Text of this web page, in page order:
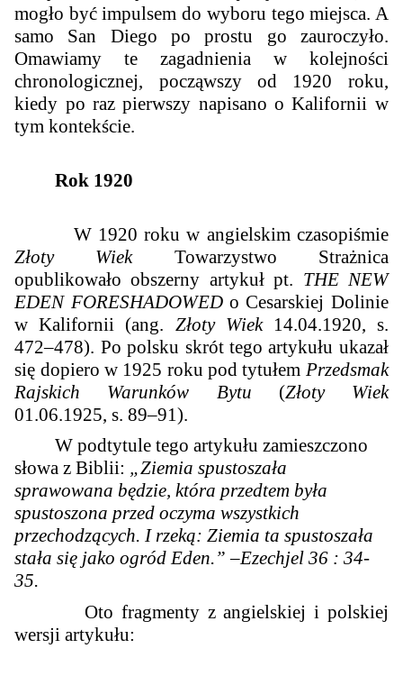
mogło być impulsem do wyboru tego miejsca. A
samo San Diego po prostu go zauroczyło.
Omawiamy te zagadnienia w kolejności
chronologicznej, począwszy od 1920 roku,
kiedy po raz pierwszy napisano o Kalifornii w
tym kontekście.
Rok 1920
W 1920 roku w angielskim czasopiśmie
Złoty WiekTowarzystwo Strażnica
opublikowało obszerny artykuł pt. THE NEW
EDEN FORESHADOWEDo Cesarskiej Dolinie
w Kalifornii (ang. Złoty Wiek14.04.1920, s.
472–478). Po polsku skrót tego artykułu ukazał
się dopiero w 1925 roku pod tytułem Przedsmak
Rajskich Warunków Bytu (Złoty Wiek
01.06.1925, s. 89–91).
W podtytule tego artykułu zamieszczono
słowa z Biblii: „Ziemia spustoszała
sprawowana będzie, która przedtem była
spustoszona przed oczyma wszystkich
przechodzących. I rzeką: Ziemia ta spustoszała
stała się jako ogród Eden.”–Ezechjel 36 : 34-
35.
Oto fragmenty z angielskiej i polskiej
wersji artykułu: